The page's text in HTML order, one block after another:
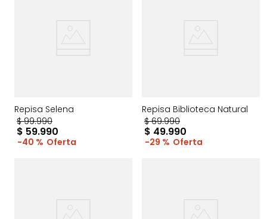
Repisa Selena
$ 99.990
$ 59.990
40 %
Repisa Biblioteca Natural
$ 69.990
$ 49.990
29 %